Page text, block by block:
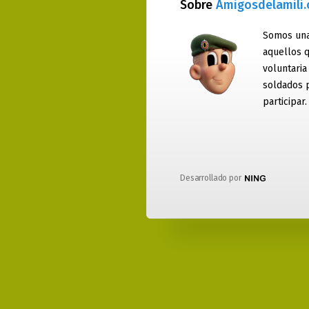
Sobre
Somos
aquellos
voluntaria
soldados
participar.
Desarrollado por